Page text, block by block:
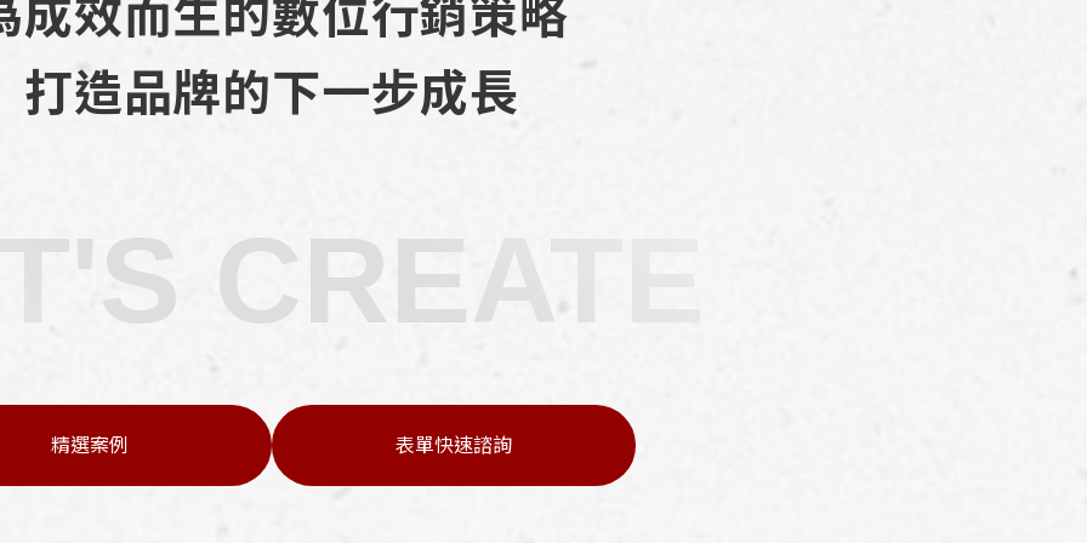
成效而生的數位行銷策略
打造品牌的下一步成長
CREATE
精選案例 表單快速諮詢